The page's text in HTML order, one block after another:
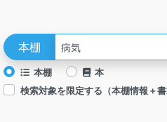
本棚
本棚
本
検索対象を限定する（本棚情報＋書